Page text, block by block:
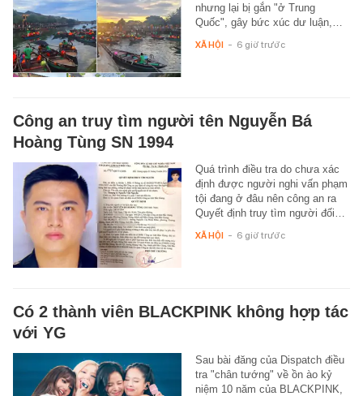
nhưng lại bị gắn "ở Trung
Quốc", gây bức xúc dư luận,…
XÃ HỘI - 6 giờ trước
Công an truy tìm người tên Nguyễn Bá
Hoàng Tùng SN 1994
Quá trình điều tra do chưa xác
định được người nghi vấn phạm
tội đang ở đâu nên công an ra
Quyết định truy tìm người đối…
XÃ HỘI - 6 giờ trước
Có 2 thành viên BLACKPINK không hợp tác
với YG
Sau bài đăng của Dispatch điều
tra "chân tướng" về ồn ào kỷ
niệm 10 năm của BLACKPINK,